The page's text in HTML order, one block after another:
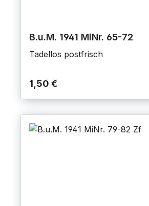
B.u.M. 1941 MiNr. 65-72
Tadellos postfrisch
1,50 €